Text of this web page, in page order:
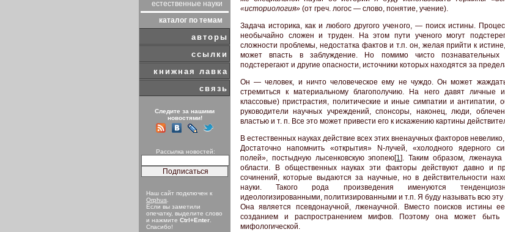
естественные науки
каталог по темам
авторы
ссылки
книжная лавка
связь
Следите за нашими
новостями!
Рассылка новостей:
Наш сайт подключен к
Orphus
Если вы заметили
опечатку, выделите слово
и нажмите Ctrl+Enter
Спасибо!
«историология» (от греч. логос — слово, понятие, учение).
Задача историка, как и любого другого ученого, — поиск истины.
необычайно сложен и труден. На этом пути ученого могут
сложности проблемы, недостатка фактов и т.п. он, желая прийти к
может впасть в заблуждение. Но помимо чисто познавательных
подстерегают и другие опасности, источники которых находятся за
Он — человек, и ничто человеческое ему не чуждо. Он может
стремиться к материальному благополучию. На него давят личные
классовые) пристрастия, политические и иные симпатии и антипатии,
руководители научных учреждений, спонсоры, наконец, люди,
властью и т. п. Все это может привести его к искажению картины
В естественных науках действие всех этих вненаучных факторов
Достаточно напомнить «открытия» N-лучей, «холодного ядерного
полей», постыдную лысенковскую эпопею[1]. Таким образом,
области. В общественных науках эти факторы действуют давно и
сочинений, которые выдаются за научные, но в действительности
науки. Такого рода произведения именуются
идеологизированными, политизированными и т.п. Я буду называть всю
Она является псевдонаучной, лженаучной. Вместо поисков истины
созданием и распространением мифов. Поэтому она может быть
мифологической.